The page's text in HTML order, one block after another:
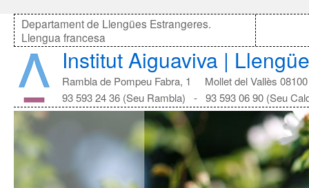
Departament de Llengües Estrangeres.
Llengua francesa
Institut Aiguaviva |
Rambla de Pompeu Fabra, 1 Mollet del Vallès 08100
93 593 24 36 (Seu Rambla) - 93 593 06 90 (Seu